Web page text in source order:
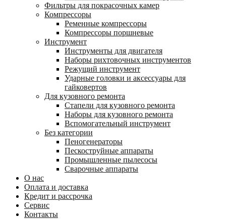
Фильтры для покрасочных камер
Компрессоры
Ременные компрессоры
Компрессоры поршневые
Инструмент
Инструменты для двигателя
Наборы рихтовочных инструментов
Режущий инструмент
Ударные головки и аксессуары для
гайковертов
Для кузовного ремонта
Стапели для кузовного ремонта
Наборы для кузовного ремонта
Вспомогательный инструмент
Без категории
Пеногенераторы
Пескоструйные аппараты
Промышленные пылесосы
Сварочные аппараты
О нас
Оплата и доставка
Кредит и рассрочка
Сервис
Контакты